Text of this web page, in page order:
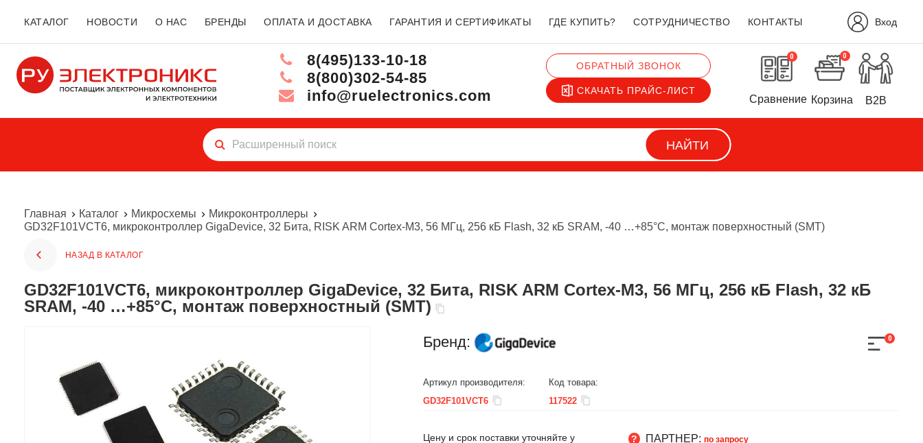
КАТАЛОГ НОВОСТИ О НАС БРЕНДЫ ОПЛАТА И ДОСТАВКА ГАРАНТИЯ И СЕРТИФИКАТЫ ГДЕ КУПИТЬ? СОТРУДНИЧЕСТВО КОНТАКТЫ Вход
8(495)133-10-18
8(800)302-54-85
info@ruelectronics.com
ОБРАТНЫЙ ЗВОНОК
СКАЧАТЬ ПРАЙС-ЛИСТ
0
Сравнение
0
Корзина B2B
НАЙТИ
Главная Каталог Микросхемы
Микроконтроллеры
GD32F101VCT6, микроконтроллер GigaDevice, 32 Бита, RISK ARM Cortex-M3, 56 МГц, 256 кБ Flash, 32 кБ SRAM, -40 …+85°C, монтаж поверхностный (SMT)
НАЗАД В КАТАЛОГ
GD32F101VCT6, микроконтроллер GigaDevice, 32 Бита, RISK ARM Cortex-M3, 56 МГц, 256 кБ Flash, 32 кБ
SRAM, -40 …+85°C, монтаж поверхностный (SMT)
Бренд: 0
Артикул производителя:
GD32F101VCT6
Код товара:
117522
Цену и срок поставки уточняйте у
ПАРТНЕР: по запросу